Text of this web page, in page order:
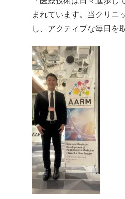
まれています。当クリニ
し、アクティブな毎日を